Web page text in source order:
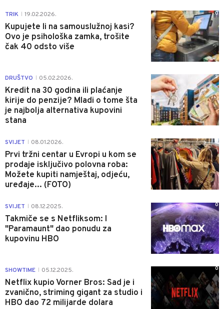
TRIK 19.02.2026.
Kupujete li na samouslužnoj kasi?
Ovo je psihološka zamka, trošite
čak 40 odsto više
0
DRUŠTVO 05.02.2026.
Kredit na 30 godina ili plaćanje
kirije do penzije? Mladi o tome šta
je najbolja alternativa kupovini
stana
3
SVIJET 08.01.2026.
Prvi tržni centar u Evropi u kom se
prodaje isključivo polovna roba:
Možete kupiti namještaj, odjeću,
uređaje... (FOTO)
0
SVIJET 08.12.2025.
Takmiče se s Netfliksom: I
"Paramaunt" dao ponudu za
kupovinu HBO
0
SHOWTIME 05.12.2025.
Netflix kupio Vorner Bros: Sad je i
zvanično, striming gigant za studio i
HBO dao 72 milijarde dolara
0